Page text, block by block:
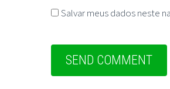
Salvar meus dados neste